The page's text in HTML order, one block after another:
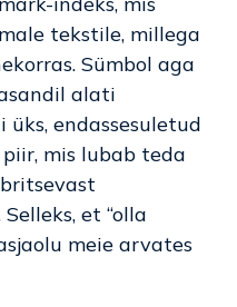
tekstile, millega
Sümbol aga
alati
üks, endassesuletud
mis lubab teda
et “olla
meie arvates